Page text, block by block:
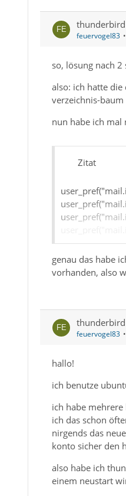
feuervogel83
so, lösung nach
also: ich hatte
verzeichnis-
nun habe ich mal
Zitat
genau das habe
vorhanden, also
feuervogel83
hallo!
ich benutze
ich habe
ich das schon
nirgends das
konto sicher den
also habe ich
einem neustart